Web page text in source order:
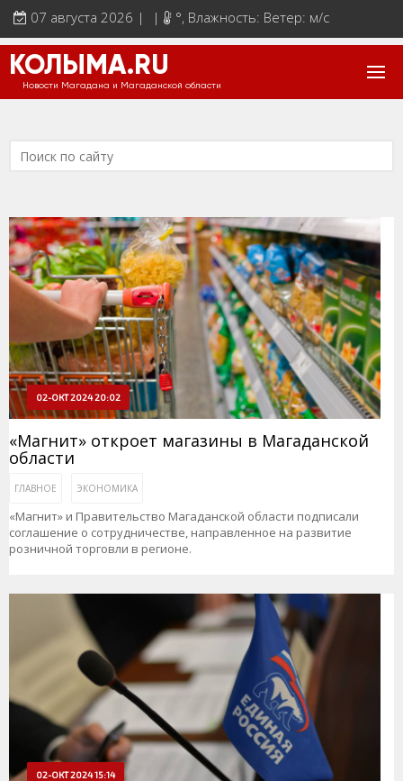
07 августа 2026 | | °, Влажность: Ветер: м/с
КОЛЫМА.RU
Новости Магадана и Магаданской области
02-ОКТ 2024 20:02
«Магнит» откроет магазины в Магаданской
области
ГЛАВНОЕ ЭКОНОМИКА
«Магнит» и Правительство Магаданской области подписали
соглашение о сотрудничестве, направленное на развитие
розничной торговли в регионе.
02-ОКТ 2024 15:14